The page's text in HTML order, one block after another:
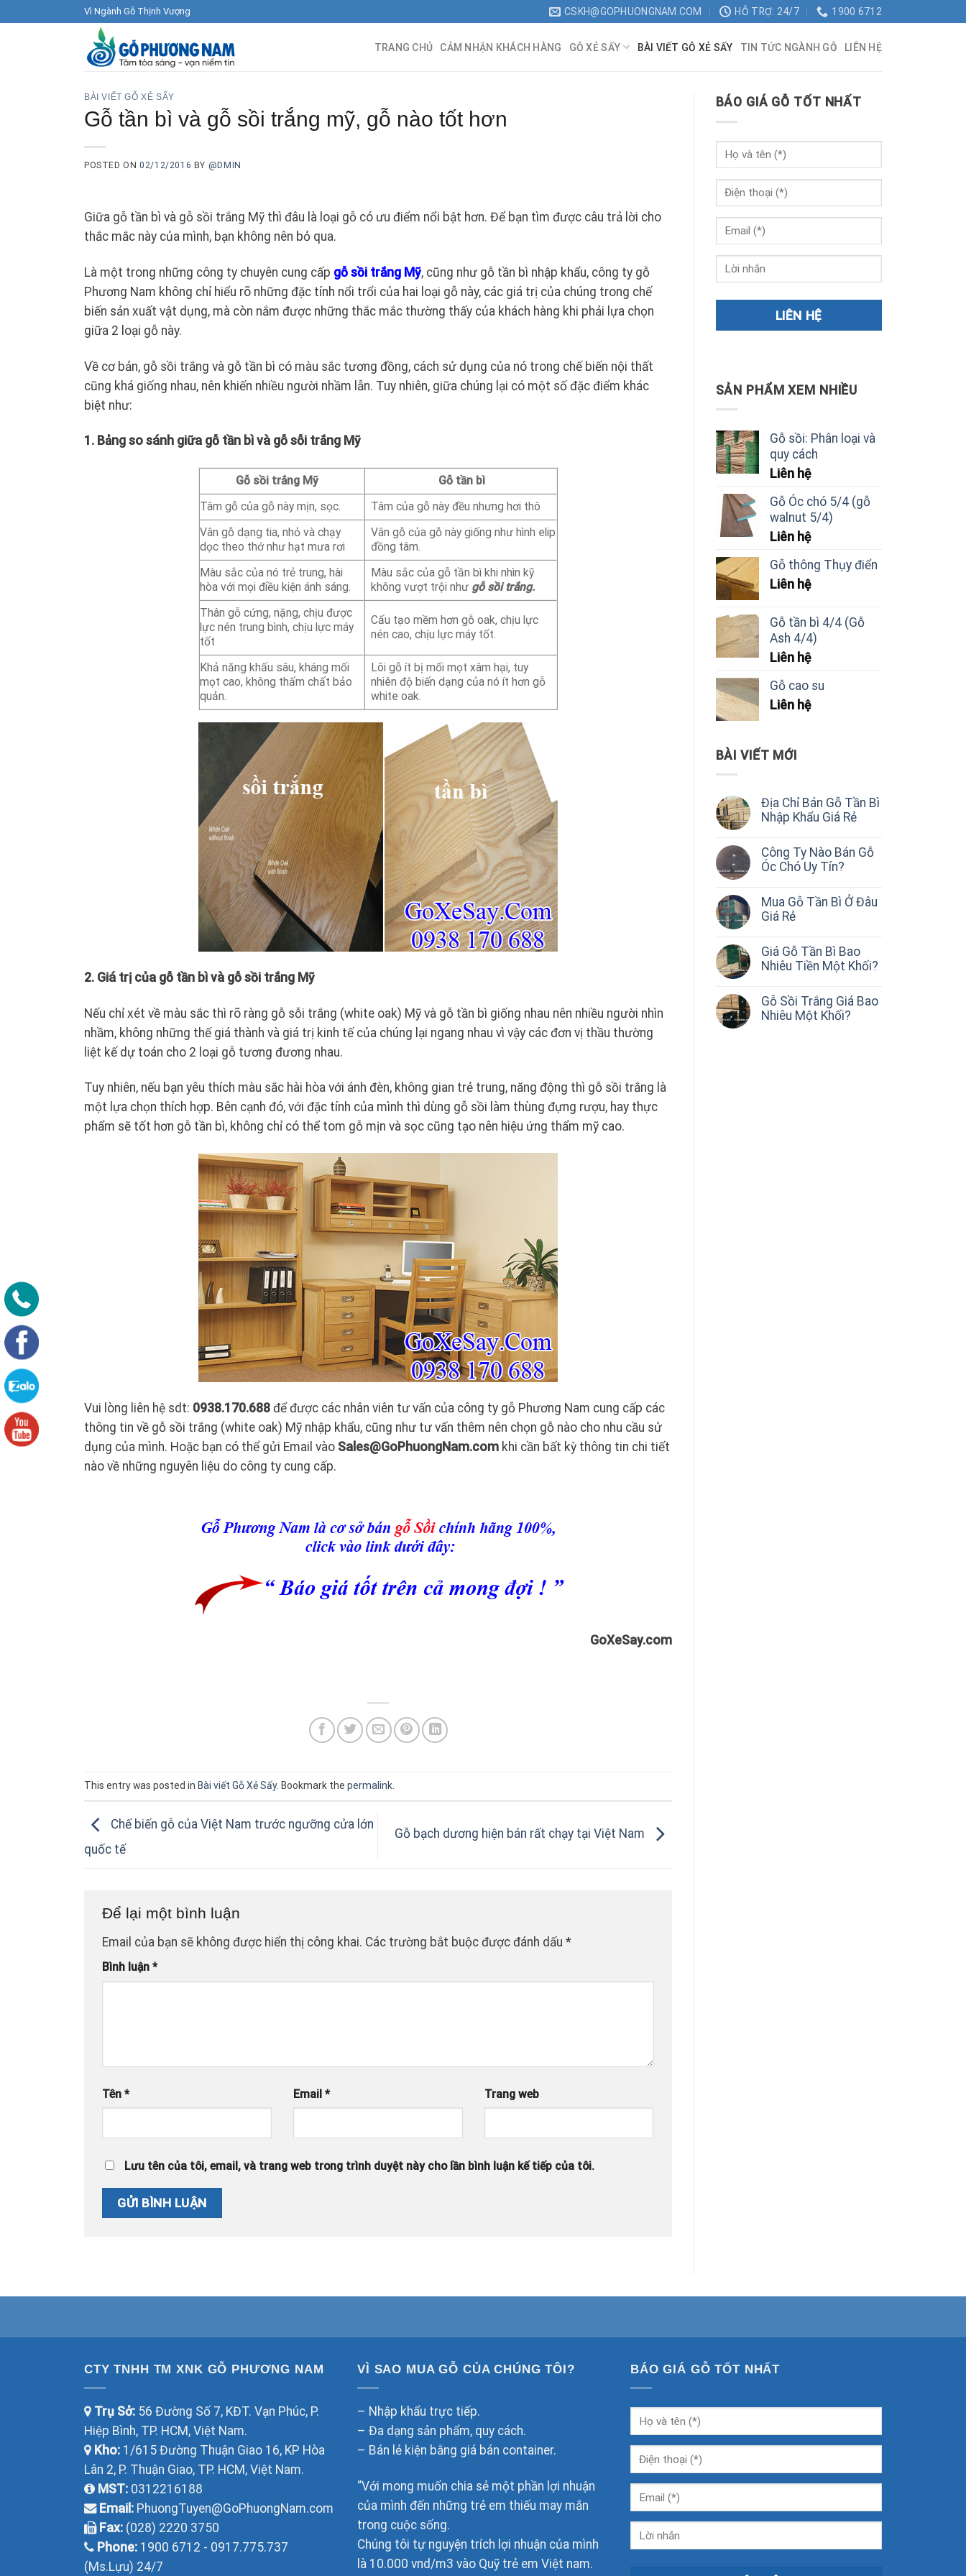
Vì Ngành Gỗ Thịnh Vượng CSKH@GOPHUONGNAM.COM HỖ TRỢ: 24/7 1900 6712
TRANG CHỦ CẢM NHẬN KHÁCH HÀNG GỖ XẺ SẤY BÀI VIẾT GỖ XẺ SẤY TIN TỨC NGÀNH GỖ LIÊN HỆ
BÀI VIẾT GỖ XẺ SẤY
Gỗ tần bì và gỗ sồi trắng mỹ, gỗ nào tốt hơn
POSTED ON02/12/2016 BY @DMIN
Giữa gỗ tần bì và gỗ sồi trắng Mỹ thì đâu là loại gỗ có ưu điểm nổi bật hơn. Để bạn tìm được câu trả lời cho
thắc mắc này của mình, bạn không nên bỏ qua.
Là một trong những công ty chuyên cung cấp gỗ sồi trắng Mỹ, cũng như gỗ tần bì nhập khẩu, công ty gỗ
Phương Nam không chỉ hiểu rõ những đặc tính nổi trổi của hai loại gỗ này, các giá trị của chúng trong chế
biến sản xuất vật dụng, mà còn nắm được những thắc mắc thường thấy của khách hàng khi phải lựa chọn
giữa 2 loại gỗ này.
Về cơ bản, gỗ sồi trắng và gỗ tần bì có màu sắc tương đồng, cách sử dụng của nó trong chế biến nội thất
cũng khá giống nhau, nên khiến nhiều người nhầm lẫn. Tuy nhiên, giữa chúng lại có một số đặc điểm khác
biệt như:
1. Bảng so sánh giữa gỗ tần bì và gỗ sỗi trắng Mỹ
Gỗ sồi trắng Mỹ
Gỗ tần bì
Tâm gỗ của gỗ này mịn, sọc.
Tâm của gỗ này đều nhưng hơi thô
Vân gỗ dạng tia, nhỏ và chạy
dọc theo thớ như hạt mưa rơi
Vân gỗ của gỗ này giống như hình elip
đồng tâm.
Màu sắc của nó trẻ trung, hài
hòa với mọi điều kiện ánh sáng.
Màu sắc của gỗ tần bì khi nhìn kỹ
không vượt trội như gỗ sồi trắng.
Thân gỗ cứng, nặng, chịu được
lực nén trung bình, chịu lực máy
tốt
Cấu tạo mềm hơn gỗ oak, chịu lực
nén cao, chịu lực máy tốt.
Khả năng khấu sâu, kháng mối
mọt cao, không thấm chất bảo
quản.
Lõi gỗ ít bị mối mọt xâm hại, tuy
nhiên độ biến dạng của nó ít hơn gỗ
white oak.
2. Giá trị của gỗ tần bì và gỗ sồi trắng Mỹ
Nếu chỉ xét về màu sắc thì rõ ràng gỗ sỗi trắng (white oak) Mỹ và gỗ tần bì giống nhau nên nhiều người nhìn
nhầm, không những thế giá thành và giá trị kinh tế của chúng lại ngang nhau vì vậy các đơn vị thầu thường
liệt kế dự toán cho 2 loại gỗ tương đương nhau.
Tuy nhiên, nếu bạn yêu thích màu sắc hài hòa với ánh đèn, không gian trẻ trung, năng động thì gỗ sồi trắng là
một lựa chọn thích hợp. Bên cạnh đó, với đặc tính của mình thì dùng gỗ sồi làm thùng đựng rượu, hay thực
phẩm sẽ tốt hơn gỗ tần bì, không chỉ có thể tom gỗ mịn và sọc cũng tạo nên hiệu ứng thẩm mỹ cao.
Vui lòng liên hệ sdt: 0938.170.688 để được các nhân viên tư vấn của công ty gỗ Phương Nam cung cấp các
thông tin về gỗ sồi trắng (white oak) Mỹ nhập khẩu, cũng như tư vấn thêm nên chọn gỗ nào cho nhu cầu sử
dụng của mình. Hoặc bạn có thể gửi Email vào Sales@GoPhuongNam.com khi cần bất kỳ thông tin chi tiết
nào về những nguyên liệu do công ty cung cấp.
GoXeSay.com
This entry was posted in Bài viết Gỗ Xẻ Sấy. Bookmark the permalink.
Chế biến gỗ của Việt Nam trước ngưỡng cửa lớn
quốc tế
Gỗ bạch dương hiện bán rất chạy tại Việt Nam
Để lại một bình luận
Email của bạn sẽ không được hiển thị công khai. Các trường bắt buộc được đánh dấu *
Bình luận *
Tên * Email * Trang web
Lưu tên của tôi, email, và trang web trong trình duyệt này cho lần bình luận kế tiếp của tôi.
BÁO GIÁ GỖ TỐT NHẤT
SẢN PHẨM XEM NHIỀU
Gỗ sồi: Phân loại và
quy cách
Liên hệ
Gỗ Óc chó 5/4 (gỗ
walnut 5/4)
Liên hệ
Gỗ thông Thụy điển
Liên hệ
Gỗ tần bì 4/4 (Gỗ
Ash 4/4)
Liên hệ
Gỗ cao su
Liên hệ
BÀI VIẾT MỚI
Địa Chỉ Bán Gỗ Tần Bì
Nhập Khẩu Giá Rẻ
Công Ty Nào Bán Gỗ
Óc Chó Uy Tín?
Mua Gỗ Tần Bì Ở Đâu
Giá Rẻ
Giá Gỗ Tần Bì Bao
Nhiêu Tiền Một Khối?
Gỗ Sồi Trắng Giá Bao
Nhiêu Một Khối?
CTY TNHH TM XNK GỖ PHƯƠNG NAM
Trụ Sở: 56 Đường Số 7, KĐT. Vạn Phúc, P.
Hiệp Bình, TP. HCM, Việt Nam.
Kho: 1/615 Đường Thuận Giao 16, KP Hòa
Lân 2, P. Thuận Giao, TP. HCM, Việt Nam.
MST: 0312216188
Email: PhuongTuyen@GoPhuongNam.com
Fax: (028) 2220 3750
Phone: 1900 6712 - 0917.775.737
(Ms.Lựu) 24/7
VÌ SAO MUA GỖ CỦA CHÚNG TÔI?
– Nhập khẩu trực tiếp.
– Đa dạng sản phẩm, quy cách.
– Bán lẻ kiện bằng giá bán container.
“Với mong muốn chia sẻ một phần lợi nhuận
của mình đến những trẻ em thiếu may mắn
trong cuộc sống.
Chúng tôi tự nguyện trích lợi nhuận của mình
là 10.000 vnd/m3 vào Quỹ trẻ em Việt nam.
BÁO GIÁ GỖ TỐT NHẤT